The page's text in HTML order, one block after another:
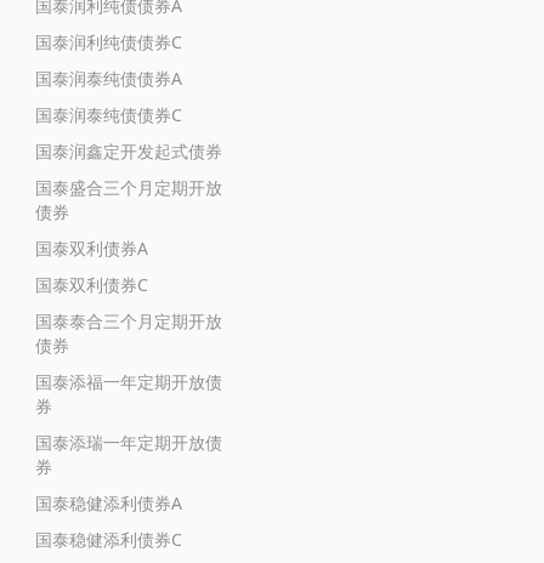
国泰润利纯债债券A
国泰润利纯债债券C
国泰润泰纯债债券A
国泰润泰纯债债券C
国泰润鑫定开发起式债券
国泰盛合三个月定期开放
债券
国泰双利债券A
国泰双利债券C
国泰泰合三个月定期开放
债券
国泰添福一年定期开放债
券
国泰添瑞一年定期开放债
券
国泰稳健添利债券A
国泰稳健添利债券C